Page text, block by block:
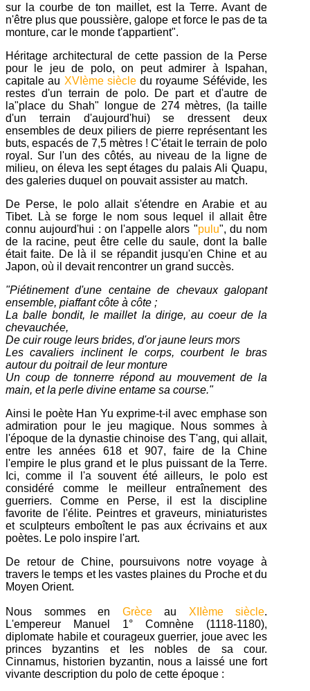
sur la courbe de ton maillet, est la Terre. Avant de
n'être plus que poussière, galope et force le pas de ta
monture, car le monde t'appartient".
Héritage architectural de cette passion de la Perse
pour le jeu de polo, on peut admirer à Ispahan,
capitale au XVIème siècledu royaume Séfévide, les
restes d'un terrain de polo. De part et d'autre de
la"place du Shah" longue de 274 mètres, (la taille
d'un terrain d'aujourd'hui) se dressent deux
ensembles de deux piliers de pierre représentant les
buts, espacés de 7,5 mètres ! C'était le terrain de polo
royal. Sur l'un des côtés, au niveau de la ligne de
milieu, on éleva les sept étages du palais Ali Quapu,
des galeries duquel on pouvait assister au match.
De Perse, le polo allait s'étendre en Arabie et au
Tibet. Là se forge le nom sous lequel il allait être
connu aujourd'hui : on l'appelle alors "pulu", du nom
de la racine, peut être celle du saule, dont la balle
était faite. De là il se répandit jusqu'en Chine et au
Japon, où il devait rencontrer un grand succès.
"Piétinement d'une centaine de chevaux galopant
ensemble, piaffant côte à côte ;
La balle bondit, le maillet la dirige, au coeur de la
chevauchée,
De cuir rouge leurs brides, d'or jaune leurs mors
Les cavaliers inclinent le corps, courbent le bras
autour du poitrail de leur monture
Un coup de tonnerre répond au mouvement de la
main, et la perle divine entame sa course."
Ainsi le poète Han Yu exprime-t-il avec emphase son
admiration pour le jeu magique. Nous sommes à
l'époque de la dynastie chinoise des T'ang, qui allait,
entre les années 618 et 907, faire de la Chine
l'empire le plus grand et le plus puissant de la Terre.
Ici, comme il l'a souvent été ailleurs, le polo est
considéré comme le meilleur entraînement des
guerriers. Comme en Perse, il est la discipline
favorite de l'élite. Peintres et graveurs, miniaturistes
et sculpteurs emboîtent le pas aux écrivains et aux
poètes. Le polo inspire l'art.
De retour de Chine, poursuivons notre voyage à
travers le temps et les vastes plaines du Proche et du
Moyen Orient.
Nous sommes en Grèce au XIIème siècle.
L'empereur Manuel 1° Comnène (1118-1180),
diplomate habile et courageux guerrier, joue avec les
princes byzantins et les nobles de sa cour.
Cinnamus, historien byzantin, nous a laissé une fort
vivante description du polo de cette époque :